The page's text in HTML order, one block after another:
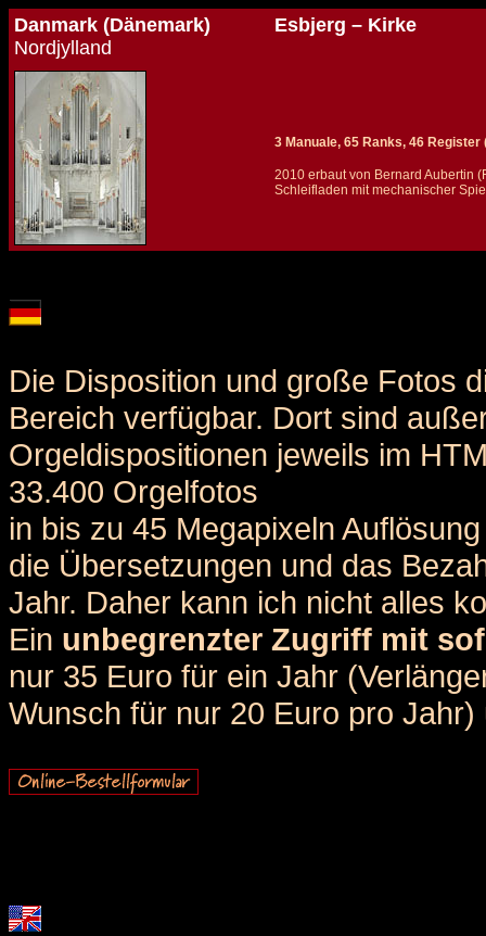
Danmark (Dänemark)
Nordjylland
Esbjerg – Kirke
3 Manuale, 65 Ranks, 46 Register
2010 erbaut von Bernard Aubertin
Schleifladen mit mechanischer
Die Disposition und große Fotos
Bereich verfügbar. Dort sind
Orgeldispositionen jeweils im
33.400 Orgelfotos
in bis zu 45 Megapixeln
die Übersetzungen und das
Jahr. Daher kann ich nicht alles
Ein unbegrenzter Zugriff mit
nur 35 Euro für ein Jahr
Wunsch für nur 20 Euro pro